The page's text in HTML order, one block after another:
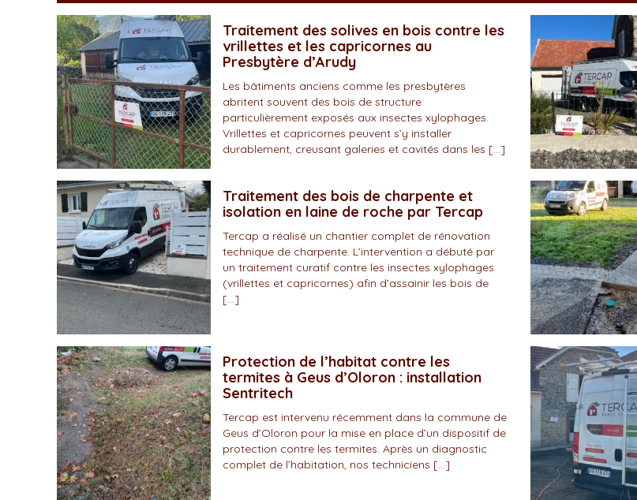
Traitement des solives en bois contre les
vrillettes et les capricornes au
Presbytère d’Arudy
Les bâtiments anciens comme les presbytères
abritent souvent des bois de structure
particulièrement exposés aux insectes xylophages.
Vrillettes et capricornes peuvent s’y installer
durablement, creusant galeries et cavités dans les […]
Traitement des bois de charpente et
isolation en laine de roche par Tercap
Tercap a réalisé un chantier complet de rénovation
technique de charpente. L’intervention a débuté par
un traitement curatif contre les insectes xylophages
(vrillettes et capricornes) afin d’assainir les bois de
[…]
Protection de l’habitat contre les
termites à Geus d’Oloron : installation
Sentritech
Tercap est intervenu récemment dans la commune de
Geus d’Oloron pour la mise en place d’un dispositif de
protection contre les termites. Après un diagnostic
complet de l’habitation, nos techniciens […]